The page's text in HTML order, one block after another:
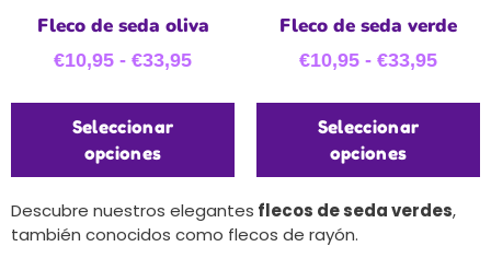
Fleco de seda oliva
€10,95 - €33,95
Seleccionar
opciones
Fleco de seda verde
€10,95 - €33,95
Seleccionar
opciones
Descubre nuestros elegantes flecos de seda verdes,
también conocidos como flecos de rayón.